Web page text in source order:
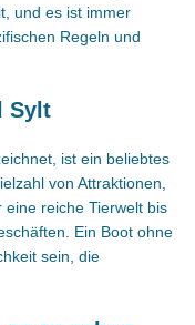
und es ist immer
Regeln und
Sylt
ist ein beliebtes
von Attraktionen,
reiche Tierwelt bis
Ein Boot ohne
sein, die